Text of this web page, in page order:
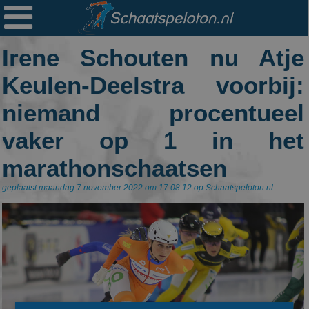

Irene Schouten nu Atje
Keulen-Deelstra voorbij:
niemand procentueel
vaker op 1 in het
marathonschaatsen
geplaatst maandag 7 november 2022 om 17:08:12 op Schaatspeloton.nl